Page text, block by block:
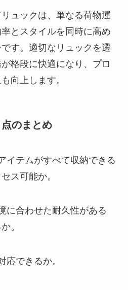
ュックは、単なる荷物運
とスタイルを同時に高め
す。適切なリュックを選
格段に快適になり、プロ
向上します。
のまとめ
イテムがすべて収納できる
ス可能か。
に合わせた耐久性がある
。
応できるか。